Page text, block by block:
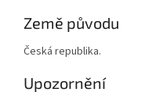
Země původu
Česká republika.
Upozornění